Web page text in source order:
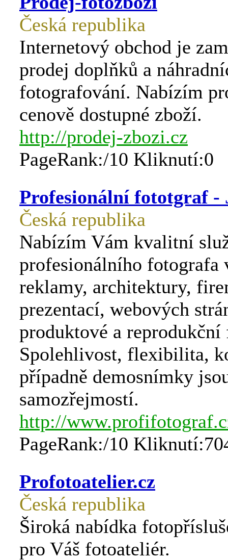
Česká republika
Internetový obchod je
prodej doplňků a
fotografování. Nabízím
cenově dostupné zboží.
http://prodej-zbozi.cz
PageRank:/10 Kliknutí:0
Profesionální fototgraf -
Česká republika
Nabízím Vám kvalitní
profesionálního fotografa
reklamy, architektury,
prezentací, webových
produktové a
Spolehlivost, flexibilita,
případně demosnímky
samozřejmostí.
http://
PageRank:/10
Profotoatelier.cz
Česká republika
Široká nabídka
pro Váš fotoateliér.